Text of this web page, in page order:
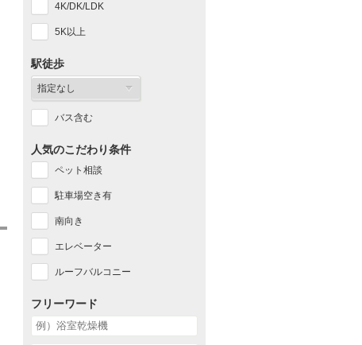
4K/DK/LDK
5K以上
駅徒歩
バス含む
人気のこだわり条件
ペット相談
駐車場空き有
南向き
エレベーター
ルーフバルコニー
フリーワード